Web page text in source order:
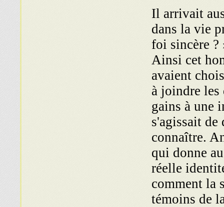
Il arrivait
dans la vie
foi sincère ?
Ainsi cet
avaient
à joindre les
gains à une
s'agissait de
connaître.
qui donne
réelle
comment la
témoins de